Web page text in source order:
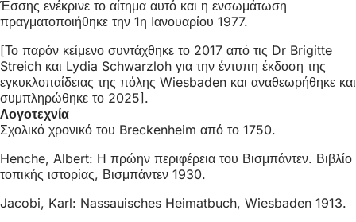
Έσσης ενέκρινε το αίτημα αυτό και η ενσωμάτωση
πραγματοποιήθηκε την 1η Ιανουαρίου 1977.
[Το παρόν κείμενο συντάχθηκε το 2017 από τις Dr Brigitte
Streich και Lydia Schwarzloh για την έντυπη έκδοση της
εγκυκλοπαίδειας της πόλης Wiesbaden και αναθεωρήθηκε και
συμπληρώθηκε το 2025].
Λογοτεχνία
Σχολικό χρονικό του Breckenheim από το 1750.
Henche, Albert: Η πρώην περιφέρεια του Βισμπάντεν. Βιβλίο
τοπικής ιστορίας, Βισμπάντεν 1930.
Jacobi, Karl: Nassauisches Heimatbuch, Wiesbaden 1913.